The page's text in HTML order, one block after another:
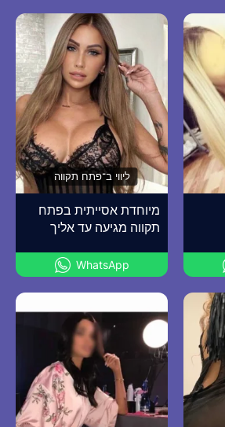
ליווי ב־פתח תקווה
מיוחדת אסייתית בפתח
תקווה מגיעה עד אליך
WhatsApp